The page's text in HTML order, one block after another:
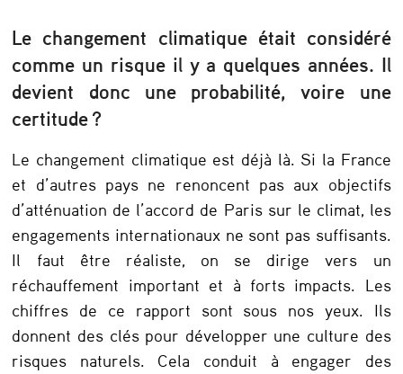
i
n
c
o
n
n
u
s
à
c
e
Le changement climatique était considéré
comme un risque il y a quelques années. Il
devient donc une probabilité, voire une
certitude ?
Le changement climatique est déjà là. Si la France
et d’autres pays ne renoncent pas aux objectifs
d’atténuation de l’accord de Paris sur le climat, les
engagements internationaux ne sont pas suffisants.
Il faut être réaliste, on se dirige vers un
réchauffement important et à forts impacts. Les
chiffres de ce rapport sont sous nos yeux. Ils
donnent des clés pour développer une culture des
risques naturels. Cela conduit à engager des